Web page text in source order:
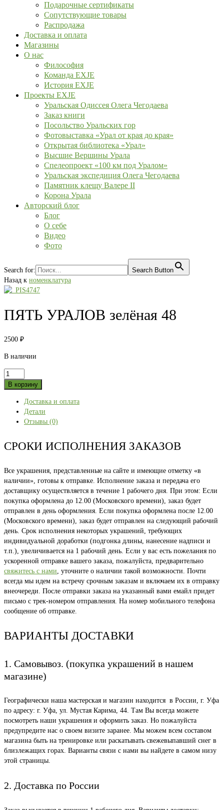
Подарочные сертификаты
Сопутствующие товары
Распродажа
Доставка и оплата
Магазины
О нас
Философия
Команда EXJE
История EXJE
Проекты EXJE
Уральская Одиссея Олега Чегодаева
Заказ книги
Посольство Уральских гор
Фотовыставка «Урал от края до края»
Открытая библиотека «Урал»
Высшие Вершины Урала
Спелеопроект «100 км под Уралом»
Уральская экспедиция Олега Чегодаева
Памятник клещу Валере II
Корона Урала
Авторский блог
Блог
О себе
Видео
Фото
Search for:
Search Button
Назад к номенклатура
ПЯТЬ УРАЛОВ зелёная 48
2500 ₽
В наличии
Количество
товара
УРАЛОВ
зелёная
В корзину
Доставка и оплата
Детали
Отзывы (0)
СРОКИ ИСПОЛНЕНИЯ ЗАКАЗОВ
Все украшения, представленные на сайте и имеющие отметку «в
наличии», готовы к отправке. Исполнение заказа и передача его
доставщику осуществляется в течение 1 рабочего дня. При этом: Если
покупка оформлена до 12.00 (Московского времени), заказ будет
отправлен в день оформления. Если покупка оформлена после 12.00
(Московского времени), заказ будет отправлен на следующий рабочий
день. Срок исполнения некоторых украшений, требующих
индивидуальной доработки (подгонка длины, нанесение надписи и
т.п.), увеличивается на 1 рабочий день. Если у вас есть пожелания по
ускоренной отправке вашего заказа, пожалуйста, предварительно
свяжитесь с нами, уточните о наличии такой возможности. Почти
всегда мы идем на встречу срочным заказам и включаем их в отправку
внеочереди. После отправки заказа на указанный вами емайл придет
письмо с трек-номером отправления. На номер мобильного телефона
сообщение об отправке.
ВАРИАНТЫ ДОСТАВКИ
1. Самовывоз. (покупка украшений в нашем
магазине)
Географически наша мастерская и магазин находится в России, г. Уфа
по адресу: г. Уфа, ул. Мустая Карима, 44. Там Вы всегда можете
посмотреть наши украшения и оформить заказ. Но пожалуйста
предупредите нас о своем визите заранее. Мы можем всем составом
магазина быть на тренировке или раскатывать свежевыпавший снег в
близлежащих горах. Варианты связи с нами вы найдете в самом низу
этой страницы.
2. Доставка по России